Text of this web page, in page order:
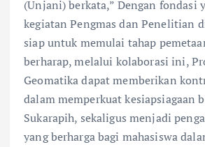
(Unjani) berkata,” Dengan fondasi
kegiatan Pengmas dan Penelitian
siap untuk memulai tahap
berharap, melalui kolaborasi ini,
Geomatika dapat memberikan
dalam memperkuat kesiapsiagaan
Sukarapih, sekaligus menjadi
yang berharga bagi mahasiswa